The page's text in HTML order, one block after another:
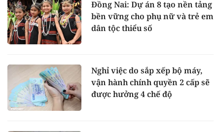
Đồng Nai: Dự án 8 tạo nền tảng
bền vững cho phụ nữ và trẻ em
dân tộc thiểu số
Nghỉ việc do sắp xếp bộ máy,
vận hành chính quyền 2 cấp sẽ
được hưởng 4 chế độ